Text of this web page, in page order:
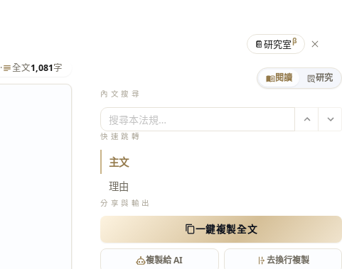
· 全文1,081字
閱讀 研究
內文搜尋
搜尋本法規…
快速跳轉
主文
理由
分享與輸出
一鍵複製全文
複製給 AI 去換行複製
📔研究室β